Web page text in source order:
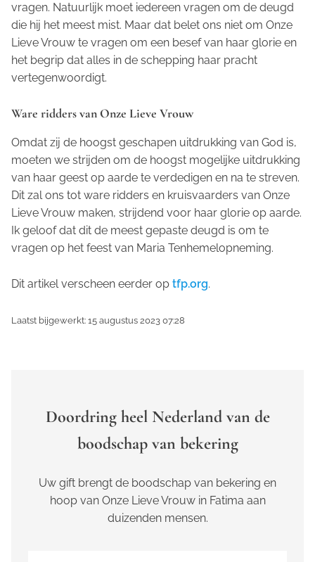
vragen. Natuurlijk moet iedereen vragen om de deugd
die hij het meest mist. Maar dat belet ons niet om Onze
Lieve Vrouw te vragen om een besef van haar glorie en
het begrip dat alles in de schepping haar pracht
vertegenwoordigt.
Ware ridders van Onze Lieve Vrouw
Omdat zij de hoogst geschapen uitdrukking van God is,
moeten we strijden om de hoogst mogelijke uitdrukking
van haar geest op aarde te verdedigen en na te streven.
Dit zal ons tot ware ridders en kruisvaarders van Onze
Lieve Vrouw maken, strijdend voor haar glorie op aarde.
Ik geloof dat dit de meest gepaste deugd is om te
vragen op het feest van Maria Tenhemelopneming.
Dit artikel verscheen eerder op tfp.org.
Laatst bijgewerkt: 15 augustus 2023 07:28
Doordring heel Nederland van de
boodschap van bekering
Uw gift brengt de boodschap van bekering en
hoop van Onze Lieve Vrouw in Fatima aan
duizenden mensen.